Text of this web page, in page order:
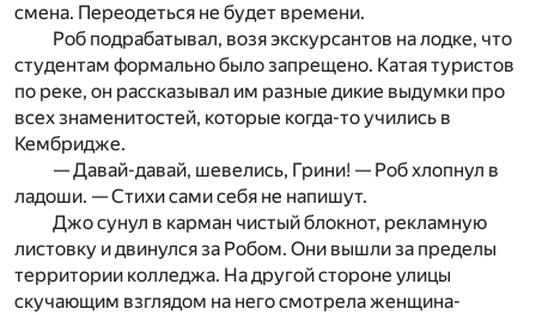
смена. Переодеться не будет времени.
Роб подрабатывал, возя экскурсантов на лодке, что
студентам формально было запрещено. Катая туристов
по реке, он рассказывал им разные дикие выдумки про
всех знаменитостей, которые когда-то учились в
Кембридже.
— Давай-давай, шевелись, Грини! — Роб хлопнул в
ладоши. — Стихи сами себя не напишут.
Джо сунул в карман чистый блокнот, рекламную
листовку и двинулся за Робом. Они вышли за пределы
территории колледжа. На другой стороне улицы
скучающим взглядом на него смотрела женщина-